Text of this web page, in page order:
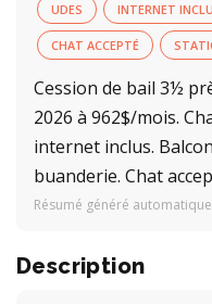
UDES INTERNET
CHAT ACCEPTÉ
Cession de bail 3½
2026 à 962$/mois.
internet inclus.
buanderie. Chat
Résumé généré
Description